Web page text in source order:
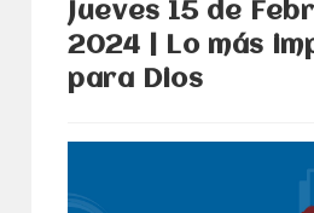
Jueves 15 de
2024 | Lo más
para Dios